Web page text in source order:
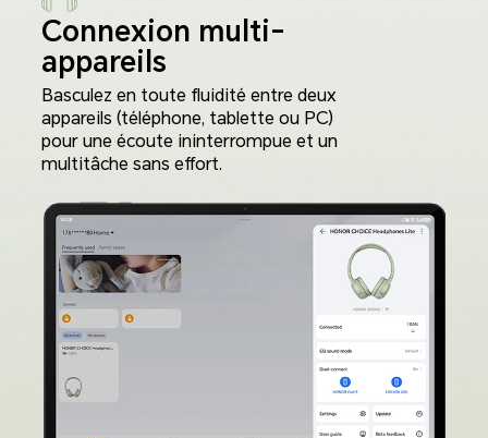
Connexion multi-
appareils
Basculez en toute fluidité entre deux
appareils (téléphone, tablette ou PC)
pour une écoute ininterrompue et un
multitâche sans effort.